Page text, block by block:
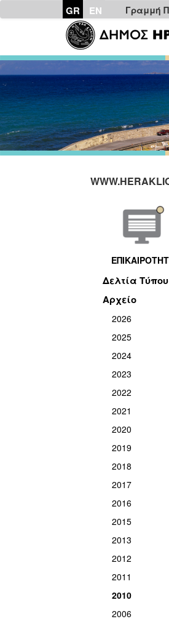
GR EN Γραμμή
Δελτία Τύπου
Αρχείο
2026
2025
2024
2023
2022
2021
2020
2019
2018
2017
2016
2015
2013
2012
2011
2010
2006